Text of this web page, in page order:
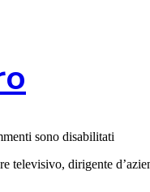
sono disabilitati
televisivo, dirigente